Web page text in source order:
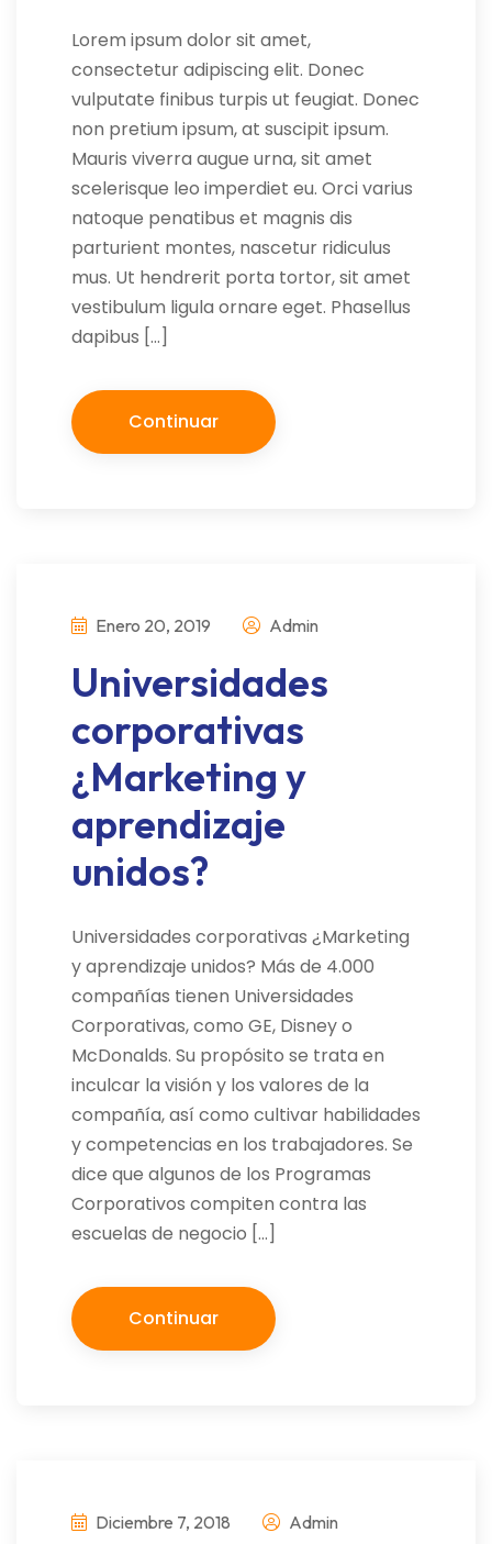
Lorem ipsum dolor sit amet,
consectetur adipiscing elit. Donec
vulputate finibus turpis ut feugiat. Donec
non pretium ipsum, at suscipit ipsum.
Mauris viverra augue urna, sit amet
scelerisque leo imperdiet eu. Orci varius
natoque penatibus et magnis dis
parturient montes, nascetur ridiculus
mus. Ut hendrerit porta tortor, sit amet
vestibulum ligula ornare eget. Phasellus
dapibus […]
Continuar
Enero 20, 2019 Admin
Universidades
corporativas
¿Marketing y
aprendizaje
unidos?
Universidades corporativas ¿Marketing
y aprendizaje unidos? Más de 4.000
compañías tienen Universidades
Corporativas, como GE, Disney o
McDonalds. Su propósito se trata en
inculcar la visión y los valores de la
compañía, así como cultivar habilidades
y competencias en los trabajadores. Se
dice que algunos de los Programas
Corporativos compiten contra las
escuelas de negocio […]
Continuar
Diciembre 7, 2018 Admin